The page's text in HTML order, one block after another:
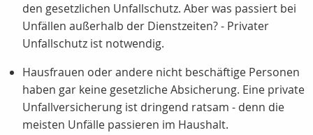
den gesetzlichen Unfallschutz. Aber was passiert bei
Unfällen außerhalb der Dienstzeiten? - Privater
Unfallschutz ist notwendig.
Hausfrauen oder andere nicht beschäftige Personen
haben gar keine gesetzliche Absicherung. Eine private
Unfallversicherung ist dringend ratsam - denn die
meisten Unfälle passieren im Haushalt.